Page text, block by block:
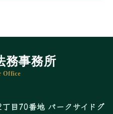
務事務所
Office
目70番地 パークサイドグ